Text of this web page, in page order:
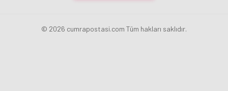
© 2026 cumrapostasi.com Tüm hakları saklıdır.